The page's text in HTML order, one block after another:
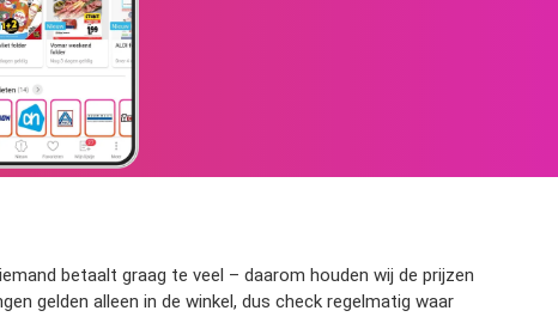
betaalt graag te veel – daarom houden wij de prijzen
gelden alleen in de winkel, dus check regelmatig waar